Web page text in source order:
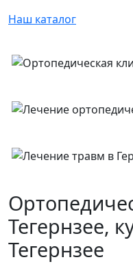
Наш каталог
Тегернзее,
Тегернзее